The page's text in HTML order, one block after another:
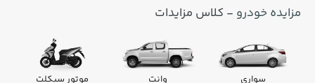
مزایده خودرو - کلاس مزایدات
سواری وانت موتور سیکلت